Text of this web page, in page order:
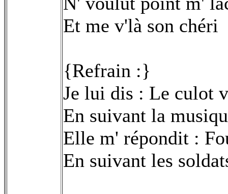
Et me v'là son chéri
{Refrain :}
Je lui dis : Le culot
En suivant la
Elle m' répondit :
En suivant les